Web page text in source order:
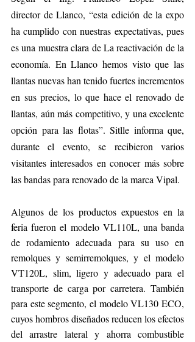
director de Llanco, “esta edición de la expo
ha cumplido con nuestras expectativas, pues
es una muestra clara de La reactivación de la
economía. En Llanco hemos visto que las
llantas nuevas han tenido fuertes incrementos
en sus precios, lo que hace el renovado de
llantas, aún más competitivo, y una excelente
opción para las flotas”. Sitlle informa que,
durante el evento, se recibieron varios
visitantes interesados en conocer más sobre
las bandas para renovado de la marca Vipal.
Algunos de los productos expuestos en la
feria fueron el modelo VL110L, una banda
de rodamiento adecuada para su uso en
remolques y semirremolques, y el modelo
VT120L, slim, ligero y adecuado para el
transporte de carga por carretera. También
para este segmento, el modelo VL130 ECO,
cuyos hombros diseñados reducen los efectos
del arrastre lateral y ahorra combustible